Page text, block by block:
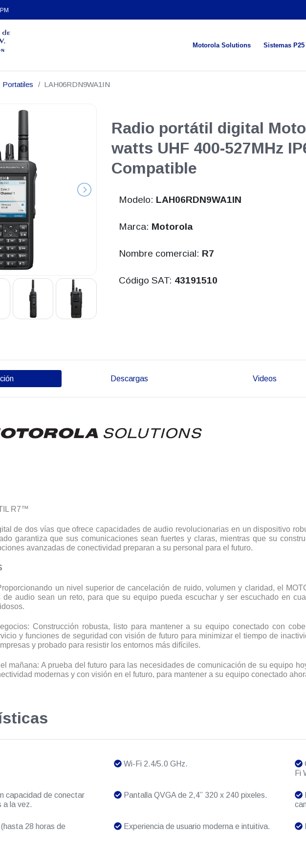
Motorola Solutions Sistemas P25
Portatiles LAH06RDN9WA1IN
Radio portátil digital
watts UHF 400-527MHz
Compatible
Modelo: LAH06RDN9WA1IN
Marca: Motorola
Nombre comercial: R7
Código SAT: 43191510
Descargas Videos
R7™
de dos vías que ofrece capacidades de audio revolucionarias en un dispositivo
garantiza que sus comunicaciones sean fuertes y claras, mientras que su
avanzadas de conectividad preparan a su personal para el futuro.
un nivel superior de cancelación de ruido, volumen y claridad, el
de audio sean un reto, para que su equipo pueda escuchar y ser escuchado en
Construcción robusta, listo para mantener a su equipo conectado con
y funciones de seguridad con visión de futuro para minimizar el tiempo de
y probado para resistir los entornos más difíciles.
mañana: A prueba del futuro para las necesidades de comunicación de su equipo
modernas y con visión en el futuro, para mantener a su equipo conectado
Wi-Fi 2.4/5.0 GHz.
Fi
capacidad de conectar
a la vez.
Pantalla QVGA de 2,4” 320 x 240 pixeles.
28 horas de
Experiencia de usuario moderna e intuitiva.